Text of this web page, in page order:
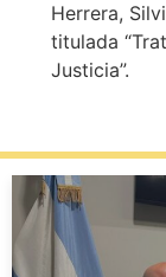
Herrera,
titulada
Justicia”.